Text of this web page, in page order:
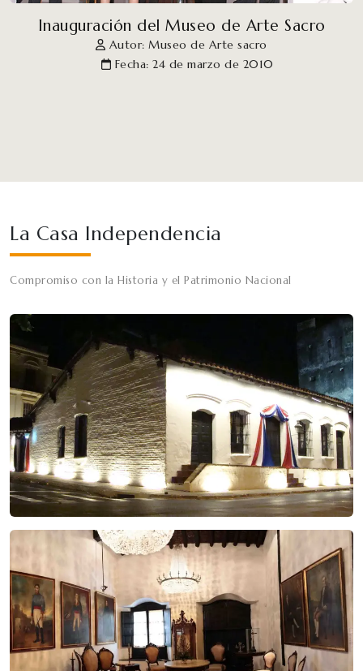
Inauguración del Museo de Arte Sacro
Autor: Museo de Arte sacro
Fecha: 24 de marzo de 2010
La Casa Independencia
Compromiso con la Historia y el Patrimonio Nacional